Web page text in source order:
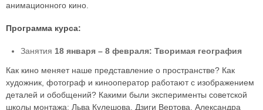
анимационного кино.
Программа курса:
Занятия 18 января – 8 февраля: Творимая география
Как кино меняет наше представление о пространстве? Как
художник, фотограф и кинооператор работают с изображением
деталей и обобщений? Какими были эксперименты советской
школы монтажа: Льва Кулешова, Дзиги Вертова, Александра